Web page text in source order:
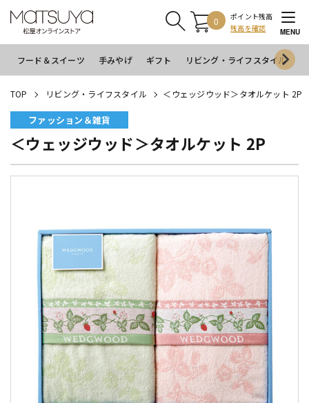
0
ポイント残高
残高を確認
MENU
フード＆スイーツ 手みやげ ギフト リビング・ライフスタイル
TOP リビング・ライフスタイル ＜ウェッジウッド＞タオルケット 2P
ファッション＆雑貨
＜ウェッジウッド＞タオルケット 2P